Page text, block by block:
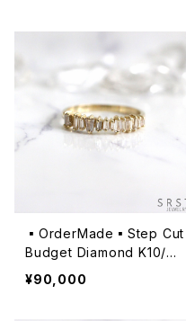
▪️OrderMade▪️Step Cut
Budget Diamond K10/K1
4/K18 YG Ring
¥90,000